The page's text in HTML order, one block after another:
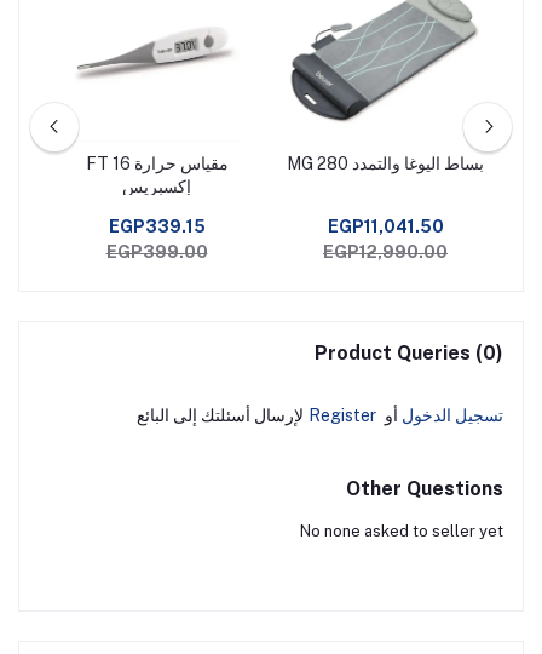
بساط اليوغا والتمدد MG 280
EGP11,041.50
EGP12,990.00
مقياس حرارة FT 16
إكسبريس
EGP339.15
EGP399.00
Product Queries (0)
تسجيل الدخول أو Register لإرسال أسئلتك إلى البائع
Other Questions
No none asked to seller yet